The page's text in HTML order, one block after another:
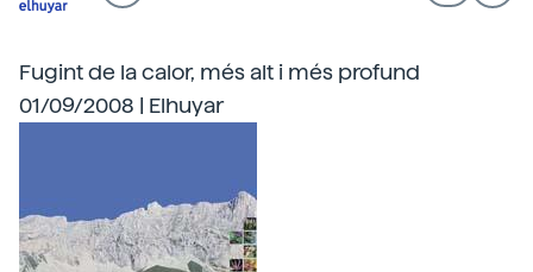
Fugint de la calor, més alt i més profund
01/09/2008 | Elhuyar